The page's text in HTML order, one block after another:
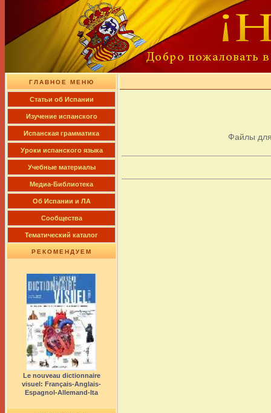
ГЛАВНОЕ МЕНЮ
Cтатьи об Испании
Изучение испанского
Испанская грамматика
Уроки испанского языка
Учебные материалы
Медиа-Библиотека
Об Испании и ЛА
Сообщества
Тематический каталог
РЕКОМЕНДУЕМ
Le nouveau dictionnaire
visuel: Français-Anglais-
Espagnol-Allemand-Ita
Файлы